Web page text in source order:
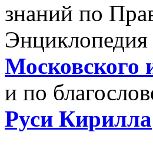
знаний по
Энциклопедия
Московского
и по
Руси Кирилла